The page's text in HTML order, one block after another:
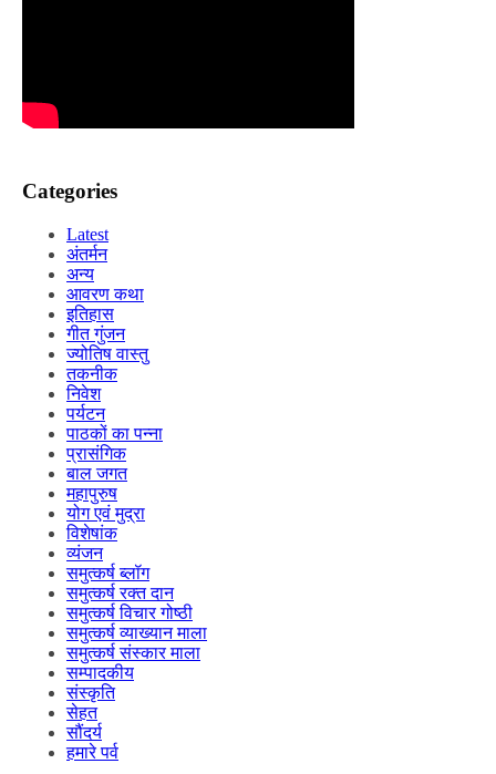
Categories
Latest
अंतर्मन
अन्य
आवरण कथा
इतिहास
गीत गुंजन
ज्योतिष वास्तु
तकनीक
निवेश
पर्यटन
पाठकों का पन्ना
प्रासंगिक
बाल जगत
महापुरुष
योग एवं मुद्रा
विशेषांक
व्यंजन
समुत्कर्ष ब्लॉग
समुत्कर्ष रक्त दान
समुत्कर्ष विचार गोष्ठी
समुत्कर्ष व्याख्यान माला
समुत्कर्ष संस्कार माला
सम्पादकीय
संस्कृति
सेहत
सौंदर्य
हमारे पर्व